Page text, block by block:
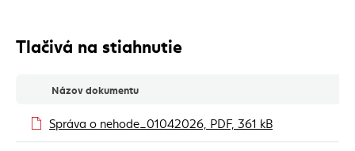
Tlačivá na stiahnutie
Tlačivá na stiahnutie
Názov dokumentu
Správa o nehode_01042026, PDF, 361 kB(externý odkaz)